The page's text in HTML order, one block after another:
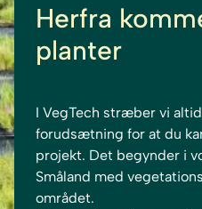
Herfra
planter
I VegTech stræber vi
forudsætning for at du
projekt. Det begynder i
Småland med
området.